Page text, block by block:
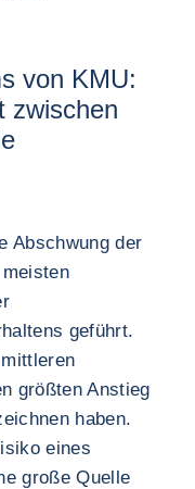
von KMU:
zwischen
Abschwung der
geführt.
größten Anstieg
haben.
eines
große Quelle